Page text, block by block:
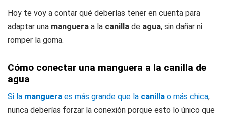
Hoy te voy a contar qué deberías tener en cuenta para
adaptar una manguera a la canilla de agua, sin dañar ni
romper la goma.
Cómo conectar una manguera a la canilla de
agua
Si la manguera es más grande que la canilla o más chica,
nunca deberías forzar la conexión porque esto lo único que